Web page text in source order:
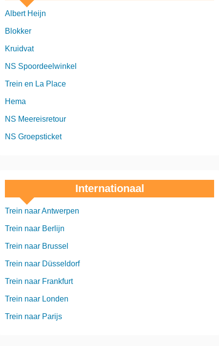
Albert Heijn
Blokker
Kruidvat
NS Spoordeelwinkel
Trein en La Place
Hema
NS Meereisretour
NS Groepsticket
Internationaal
Trein naar Antwerpen
Trein naar Berlijn
Trein naar Brussel
Trein naar Düsseldorf
Trein naar Frankfurt
Trein naar Londen
Trein naar Parijs